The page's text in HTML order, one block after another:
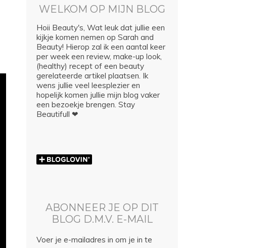
WELKOM OP MIJN BLOG
Hoii Beauty's, Wat leuk dat jullie een
kijkje komen nemen op Sarah and
Beauty! Hierop zal ik een aantal keer
per week een review, make-up look,
(healthy) recept of een beauty
gerelateerde artikel plaatsen. Ik
wens jullie veel leesplezier en
hopelijk komen jullie mijn blog vaker
een bezoekje brengen. Stay
Beautifull ❤
ABONNEER JE OP DIT
BLOG D.M.V. E-MAIL
Voer je e-mailadres in om je in te